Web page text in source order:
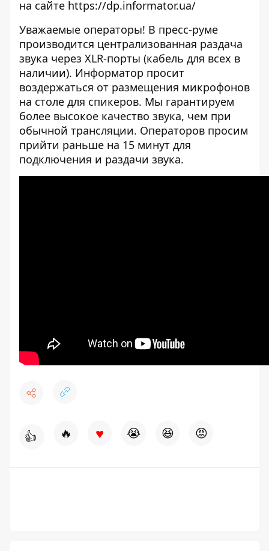
на сайте https://dp.informator.ua/
Уважаемые операторы! В пресс-руме
производится централизованная раздача
звука через XLR-порты (кабель для всех в
наличии). Информатор просит
воздержаться от размещения микрофонов
на столе для спикеров. Мы гарантируем
более высокое качество звука, чем при
обычной трансляции. Операторов просим
прийти раньше на 15 минут для
подключения и раздачи звука.
👍 🔥 ♥ 😭 😆 😡